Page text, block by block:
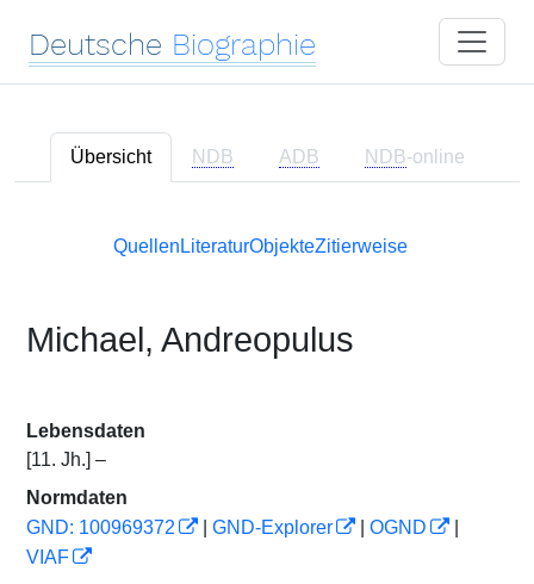
Deutsche Biographie
Übersicht NDB ADB NDB-online
Quellen LiteraturObjekteZitierweise
Michael, Andreopulus
Lebensdaten
[11. Jh.] –
Normdaten
GND: 100969372
GND-Explorer OGND
VIAF